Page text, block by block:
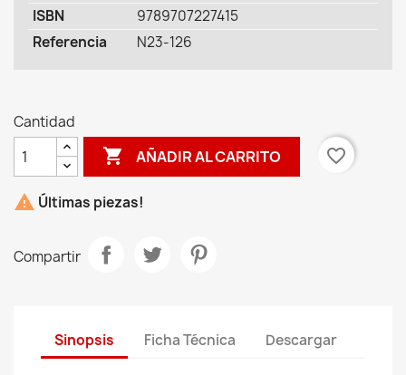
ISBN
9789707227415
Referencia
N23-126
Cantidad
 AÑADIR AL CARRITO favorite_border
 Últimas piezas!
Compartir
Sinopsis Ficha Técnica Descargar